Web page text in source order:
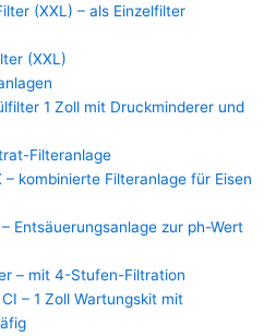
(XXL) – als Einzelfilter
(XXL)
1 Zoll mit Druckminderer und
Filteranlage
– kombinierte Filteranlage für Eisen
Entsäuerungsanlage zur ph-Wert
– mit 4-Stufen-Filtration
– 1 Zoll Wartungskit mit